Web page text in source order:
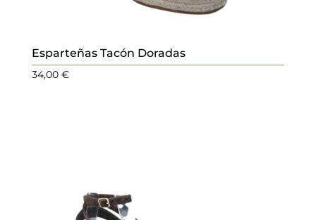
Esparteñas Tacón Doradas
34,00 €